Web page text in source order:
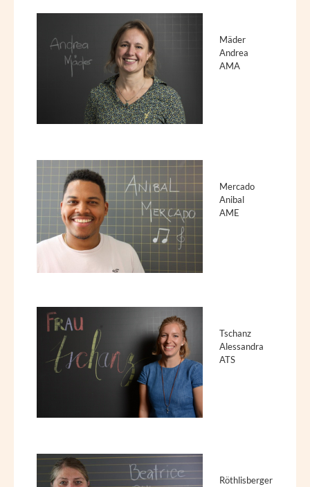
Mäder
Andrea
AMA
Mercado
Anibal
AME
Tschanz
Alessandra
ATS
Röthlisberger